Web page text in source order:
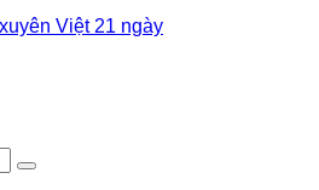
Việt 21 ngày